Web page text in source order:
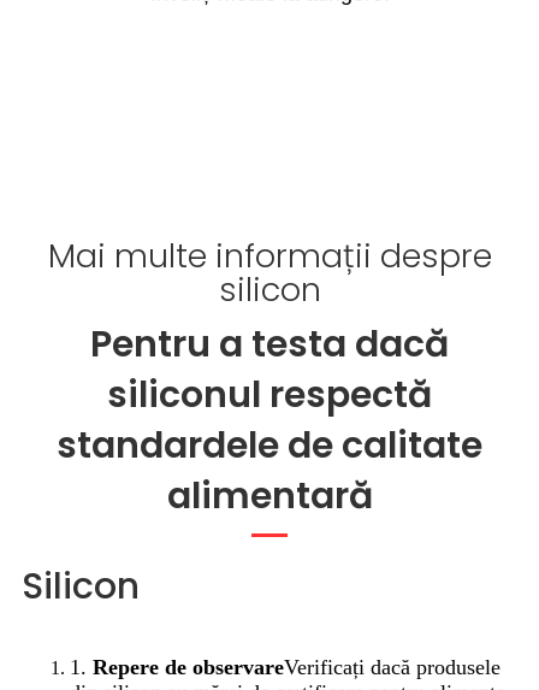
Mai multe informații despre
silicon
Pentru a testa dacă
siliconul respectă
standardele de calitate
alimentară
Silicon
1. Repere de observareVerificați dacă produsele